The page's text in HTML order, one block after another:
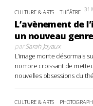
CULTURE & ARTS THÉÂTRE 31
L’avènement de
un nouveau
parSarah Joyaux
L’image monte désormais
nombre croissant de
nouvelles obsessions du
CULTURE & ARTS